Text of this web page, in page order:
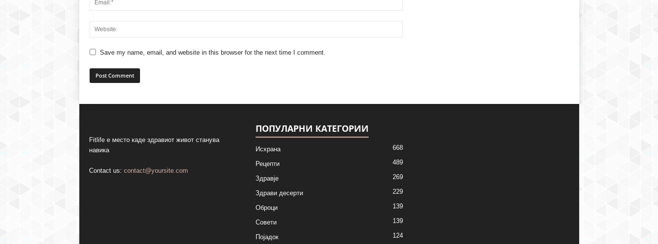
Save my name, email, and website in this browser for the next time I comment.
Fitlife е место каде здравиот живот станува
навика
Contact us: contact@yoursite.com
ПОПУЛАРНИ КАТЕГОРИИ
Исхрана 668
Рецепти 489
Здравје 269
Здрави десерти 229
Оброци 139
Совети 139
Појадок 124